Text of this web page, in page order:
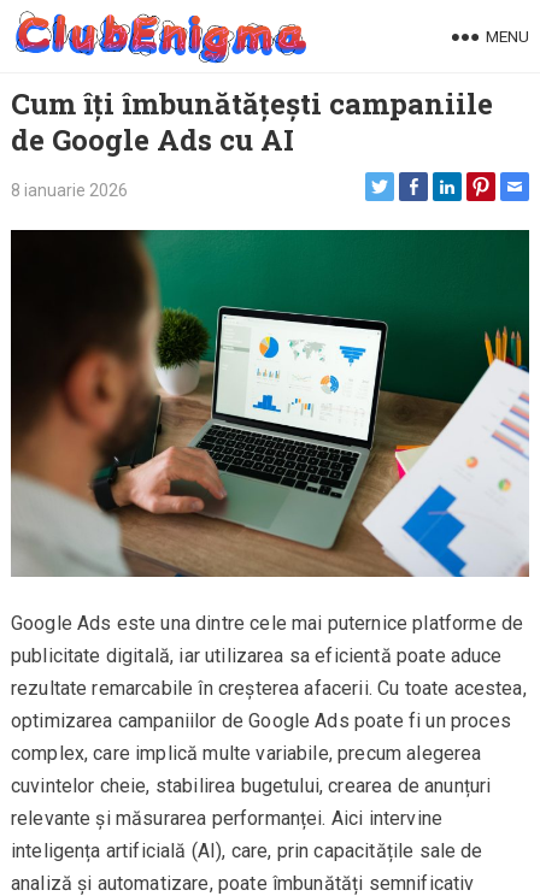
Skip
MENU
Cum îți îmbunătățești campaniile
de Google Ads cu AI
8 ianuarie 2026
Google Ads este una dintre cele mai puternice platforme de
publicitate digitală, iar utilizarea sa eficientă poate aduce
rezultate remarcabile în creșterea afacerii. Cu toate acestea,
optimizarea campaniilor de Google Ads poate fi un proces
complex, care implică multe variabile, precum alegerea
cuvintelor cheie, stabilirea bugetului, crearea de anunțuri
relevante și măsurarea performanței. Aici intervine
inteligența artificială (AI), care, prin capacitățile sale de
analiză și automatizare, poate îmbunătăți semnificativ